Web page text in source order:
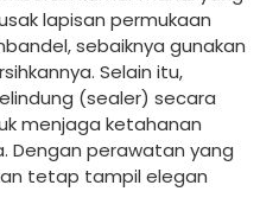
lapisan permukaan
sebaiknya gunakan
Selain itu,
(sealer) secara
menjaga ketahanan
Dengan perawatan yang
tetap tampil elegan